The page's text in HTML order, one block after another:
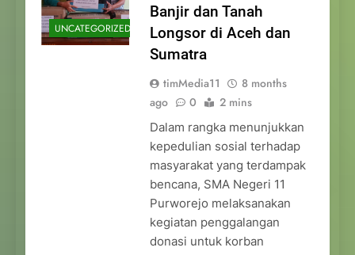
UNCATEGORIZED
Banjir dan Tanah
Longsor di Aceh dan
Sumatra
timMedia11
8 months
ago
0 2 mins
Dalam rangka menunjukkan
kepedulian sosial terhadap
masyarakat yang terdampak
bencana, SMA Negeri 11
Purworejo melaksanakan
kegiatan penggalangan
donasi untuk korban